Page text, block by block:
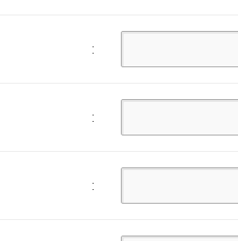
:
:
: